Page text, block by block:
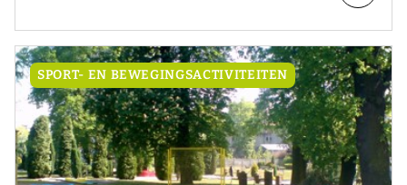
SPORT- EN BEWEGINGSACTIVITEITEN